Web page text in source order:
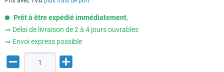
Prêt à être expédié immédiatement,
⇒ Délai de livraison de 2 à 4 jours ouvrables
⇒ Envoi express possible